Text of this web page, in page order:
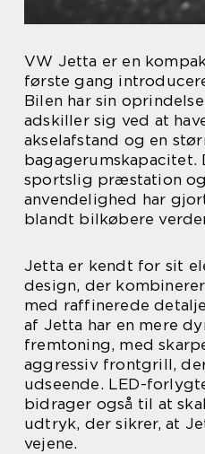
VW Jetta er en
første gang
Bilen har sin
adskiller sig ved at
akselafstand og en
bagagerumskapacitet.
sportslig præstation
anvendelighed har
blandt bilkøbere
Jetta er kendt for sit
design, der
med raffinerede
af Jetta har en mere
fremtoning, med
aggressiv frontgrill,
udseende. LED-
bidrager også til at
udtryk, der sikrer, at
vejene.